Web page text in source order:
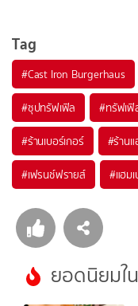
Tag
#Cast Iron Burgerhaus
#ซุปทรัฟเฟิล #ทรัฟเฟิ
#ร้านเบอร์เกอร์ #ร้านแ
#เฟรนช์ฟรายส์ #แฮม
ยอดนิยมใ